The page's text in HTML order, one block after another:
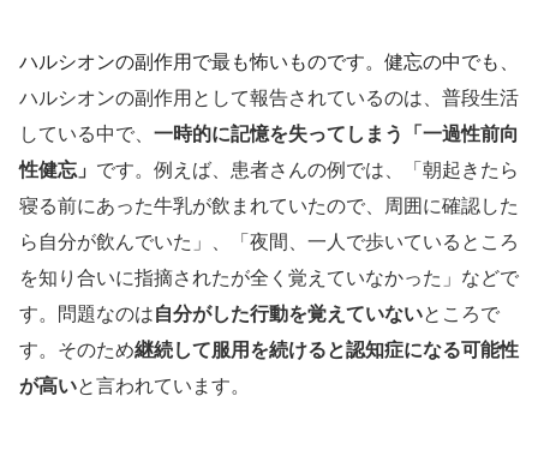
ハルシオンの副作用で最も怖いものです。健忘の中でも、
ハルシオンの副作用として報告されているのは、普段生活
している中で、 一時的に記憶を失ってしまう「一過性前向
性健忘」 です。例えば、患者さんの例では、「朝起きたら
寝る前にあった牛乳が飲まれていたので、周囲に確認した
ら自分が飲んでいた」、「夜間、一人で歩いているところ
を知り合いに指摘されたが全く覚えていなかった」などで
す。
問題なのは自分がした行動を覚えていないところで
す。そのため継続して服用を続けると認知症になる可能性
が高いと言われています。